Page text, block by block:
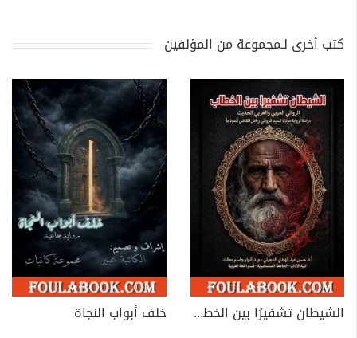
كتب أخرى لـمجموعة من المؤلفين
الشيطان تشفيرًا بين الخطاب الروائي العربي والغربي الحديث خلف أبواب النجاة